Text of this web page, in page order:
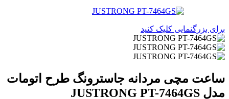
برای بزرگنمایی کلیک کنید
ساعت مچی مردانه جاسترونگ طرح اتومات
مدل JUSTRONG PT-7464GS